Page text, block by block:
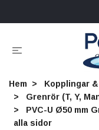
Hem
Kopplingar
Grenrör (T, Y,
PVC-U Ø50 mm
alla sidor